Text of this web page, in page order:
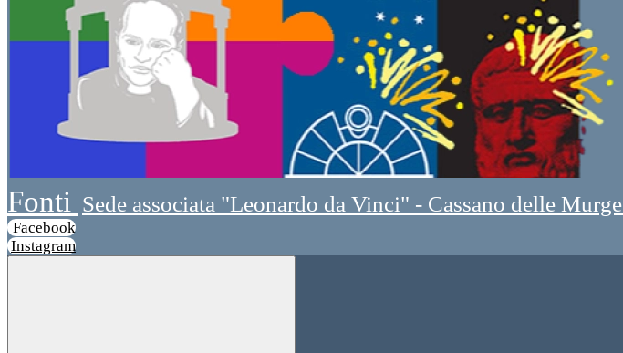
Fonti Sede associata "Leonardo da Vinci" - Cassano delle Murge
Facebook
Instagram